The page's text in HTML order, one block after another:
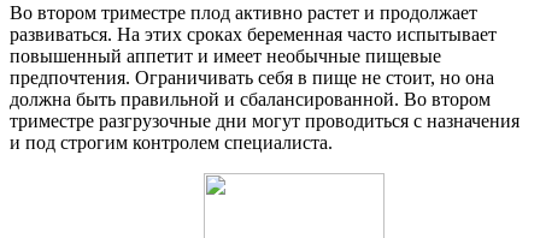
Во втором триместре плод активно растет и продолжает
развиваться. На этих сроках беременная часто испытывает
повышенный аппетит и имеет необычные пищевые
предпочтения. Ограничивать себя в пище не стоит, но она
должна быть правильной и сбалансированной. Во втором
триместре разгрузочные дни могут проводиться с назначения
и под строгим контролем специалиста.